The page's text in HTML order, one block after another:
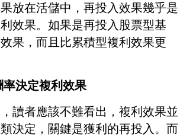
放在活儲中，再投入效果幾乎是
效果。如果是再投入股票型基
果，而且比累積型複利效果更
決定複利效果
讀者應該不難看出，複利效果並
決定，關鍵是獲利的再投入。而